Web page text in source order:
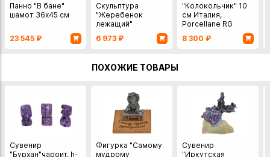
Панно "В бане"
шамот 36х45 см
23 545 ₽
Скульптура
"Жеребенок
лежащий"
6 973 ₽
"Колокольчик" 10
см Италия,
Porcellane RG
8 300 ₽
ПОХОЖИЕ ТОВАРЫ
Сувенир
"Бурхан"чароит, h-
Фигурка "Самому
мудрому
Сувенир
"Иркутская